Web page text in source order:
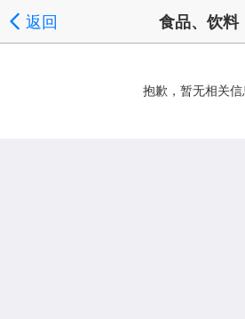
返回 食品、饮料
抱歉，暂无相关信